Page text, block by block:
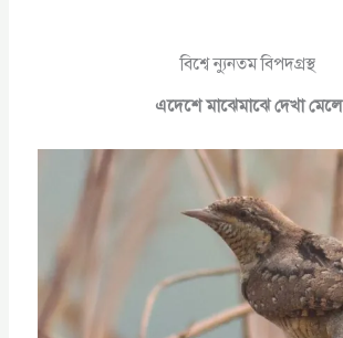
বিশ্বে ন্যুনতম বিপদগ্রস্থ
এদেশে মাঝেমাঝে দেখা মেলে